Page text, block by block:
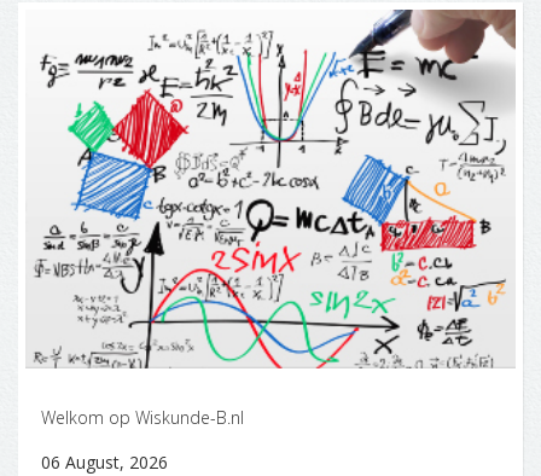
Welkom op Wiskunde-B.nl
06 August, 2026